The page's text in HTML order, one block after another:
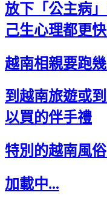
放下「公主病
己生心理都更快
越南相親要跑
到越南旅遊或
以買的伴手禮
特別的越南風
加載中...